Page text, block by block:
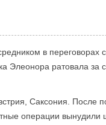
в переговорах
Элеонора ратовала за
Саксония. После
операции вынудили